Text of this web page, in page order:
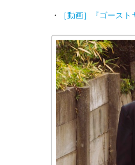
・ ［動画］『ゴース